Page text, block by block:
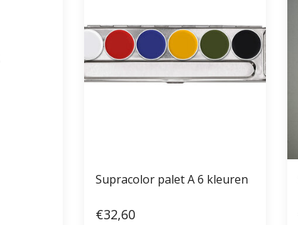
Supracolor palet A 6 kleuren
€32,60